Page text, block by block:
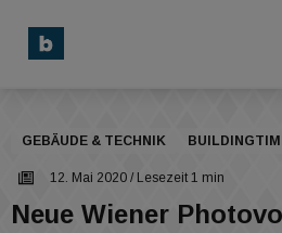
GEBÄUDE & TECHNIK
12. Mai 2020 / Lesezeit 1 min
Neue Wiener